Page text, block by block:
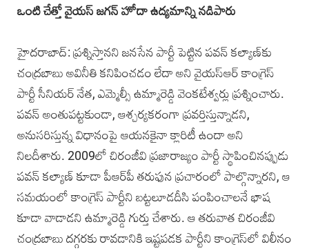
ఒంటి చేత్తో వైయస్‌ జగన్‌ హోదా ఉద్యమాన్ని నడిపారు
హైదరాబాద్‌: ప్రశ్నిస్తానని జనసేన పార్టీ పెట్టిన పవన్‌ కల్యాణ్‌కు
చంద్రబాబు అవినీతి కనిపించడం లేదా అని వైయస్‌ఆర్‌ కాంగ్రెస్‌
పార్టీ సీనియర్‌ నేత, ఎమ్మెల్సీ ఉమ్మారెడ్డి వెంకటేశ్వర్లు ప్రశ్నించారు.
పవన్‌ అంతుపట్టకుండా, ఆశ్చర్యకరంగా ప్రవర్తిస్తున్నాడని,
అనుసరిస్తున్న విధానంపై ఆయనకైనా క్లారిటీ ఉందా అని
నిలదీశారు. 2009లో చిరంజీవి ప్రజారాజ్యం పార్టీ స్థాపించినప్పుడు
పవన్‌ కల్యాణ్‌ కూడా పీఆర్‌పీ తరుఫున ప్రచారంలో పాల్గొన్నారని, ఆ
సమయంలో కాంగ్రెస్‌ పార్టీని బట్టలూడదీసి పంపించాలనే భాష
కూడా వాడాడని ఉమ్మారెడ్డి గుర్తు చేశారు. ఆ తరువాత చిరంజీవి
చంద్రబాబు దగ్గరకు రావడానికి ఇష్టపడక పార్టీని కాంగ్రెస్‌లో విలీనం